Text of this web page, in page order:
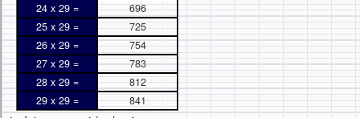
24 x 29 =
696
25 x 29 =
725
26 x 29 =
754
27 x 29 =
783
28 x 29 =
812
29 x 29 =
841